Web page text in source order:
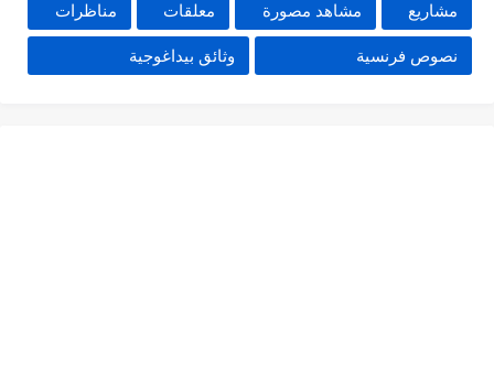
مشاريع مشاهد مصورة معلقات مناظرات
نصوص فرنسية وثائق بيداغوجية